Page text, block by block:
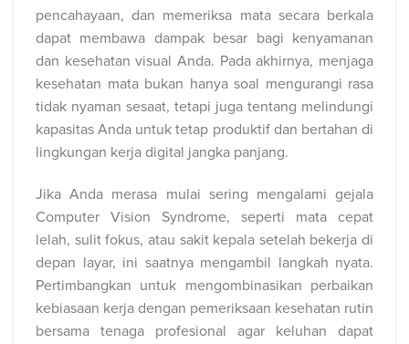
pencahayaan, dan memeriksa mata secara berkala
dapat membawa dampak besar bagi kenyamanan
dan kesehatan visual Anda. Pada akhirnya, menjaga
kesehatan mata bukan hanya soal mengurangi rasa
tidak nyaman sesaat, tetapi juga tentang melindungi
kapasitas Anda untuk tetap produktif dan bertahan di
lingkungan kerja digital jangka panjang.
Jika Anda merasa mulai sering mengalami gejala
Computer Vision Syndrome, seperti mata cepat
lelah, sulit fokus, atau sakit kepala setelah bekerja di
depan layar, ini saatnya mengambil langkah nyata.
Pertimbangkan untuk mengombinasikan perbaikan
kebiasaan kerja dengan pemeriksaan kesehatan rutin
bersama tenaga profesional agar keluhan dapat